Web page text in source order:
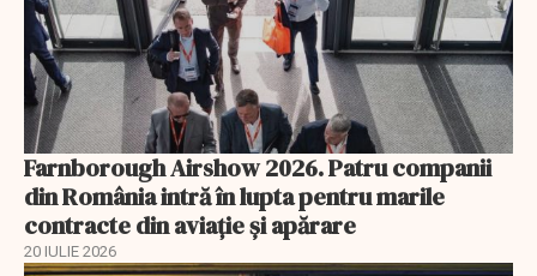
Farnborough Airshow 2026. Patru companii
din România intră în lupta pentru marile
contracte din aviație și apărare
20 IULIE 2026